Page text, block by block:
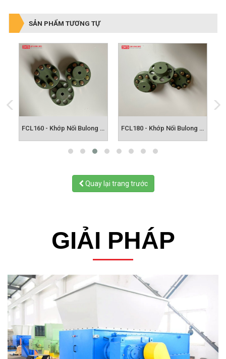
SẢN PHẨM TƯƠNG TỰ
Quay lại trang trước
GIẢI PHÁP